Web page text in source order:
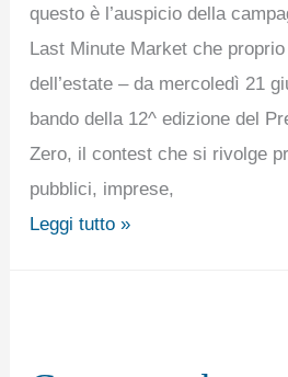
questo è l’auspicio della
Last Minute Market che
dell’estate – da mercoledì 21
bando della 12^ edizione del
Zero, il contest che si rivolge
pubblici, imprese,
Leggi tutto »